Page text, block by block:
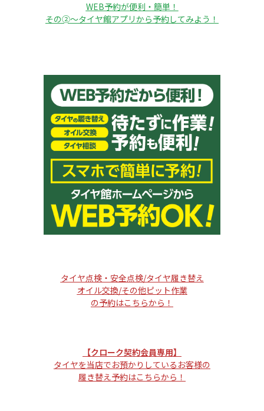
WEB予約が便利・簡単！
その➁～タイヤ館アプリから予約してみよう！
タイヤ点検・安全点検/タイヤ履き替え
オイル交換/その他ピット作業
の予約はこちらから！
【クローク契約会員専用】
タイヤを当店でお預かりしているお客様の
履き替え予約はこちらから！